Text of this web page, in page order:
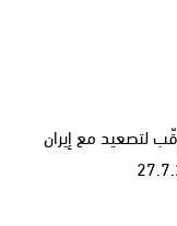
لتصعيد مع إيران